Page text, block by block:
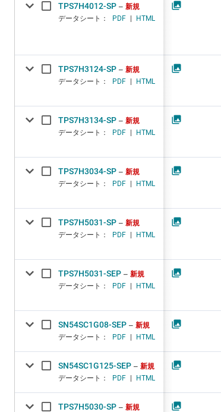
TPS7H4012-SP
新規
データシート：
PDF | HTML
TPS7H3124-SP
新規
データシート：
PDF | HTML
TPS7H3134-SP
新規
データシート：
PDF | HTML
TPS7H3034-SP
新規
データシート：
PDF | HTML
TPS7H5031-SP
新規
データシート：
PDF | HTML
TPS7H5031-SEP
新規
データシート：
PDF | HTML
SN54SC1G08-SEP
新規
データシート：
PDF | HTML
SN54SC1G125-SEP
新規
データシート：
PDF | HTML
TPS7H5030-SP
新規